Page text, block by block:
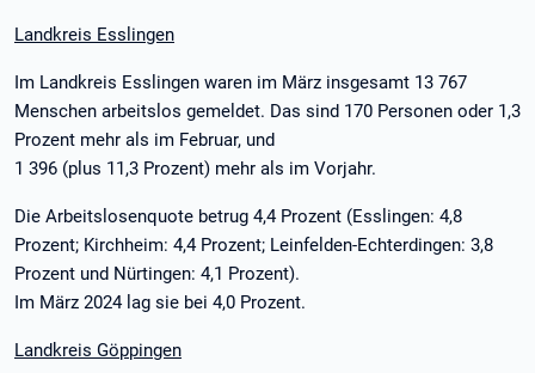
Landkreis Esslingen
Im Landkreis Esslingen waren im März insgesamt 13 767
Menschen arbeitslos gemeldet. Das sind 170 Personen oder 1,3
Prozent mehr als im Februar, und
1 396 (plus 11,3 Prozent) mehr als im Vorjahr.
Die Arbeitslosenquote betrug 4,4 Prozent (Esslingen: 4,8
Prozent; Kirchheim: 4,4 Prozent; Leinfelden-Echterdingen: 3,8
Prozent und Nürtingen: 4,1 Prozent).
Im März 2024 lag sie bei 4,0 Prozent.
Landkreis Göppingen